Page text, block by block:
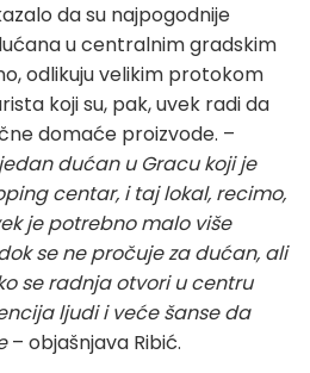
da su najpogodnije
u centralnim gradskim
odlikuju velikim protokom
koji su, pak, uvek radi da
domaće proizvode. –
dućan u Gracu koji je
centar, i taj lokal, recimo,
je potrebno malo više
se ne pročuje za dućan, ali
se radnja otvori u centru
ljudi i veće šanse da
– objašnjava Ribić.